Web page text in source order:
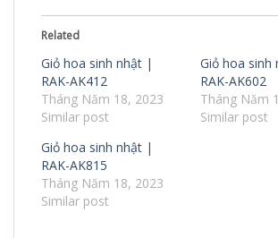
Related
Giỏ hoa sinh nhật |
RAK-AK412
Tháng Năm 18, 2023
Similar post
Giỏ hoa sinh
RAK-AK602
Tháng Năm
Similar post
Giỏ hoa sinh nhật |
RAK-AK815
Tháng Năm 18, 2023
Similar post